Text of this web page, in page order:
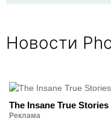
Новости
The Insane True
Реклама